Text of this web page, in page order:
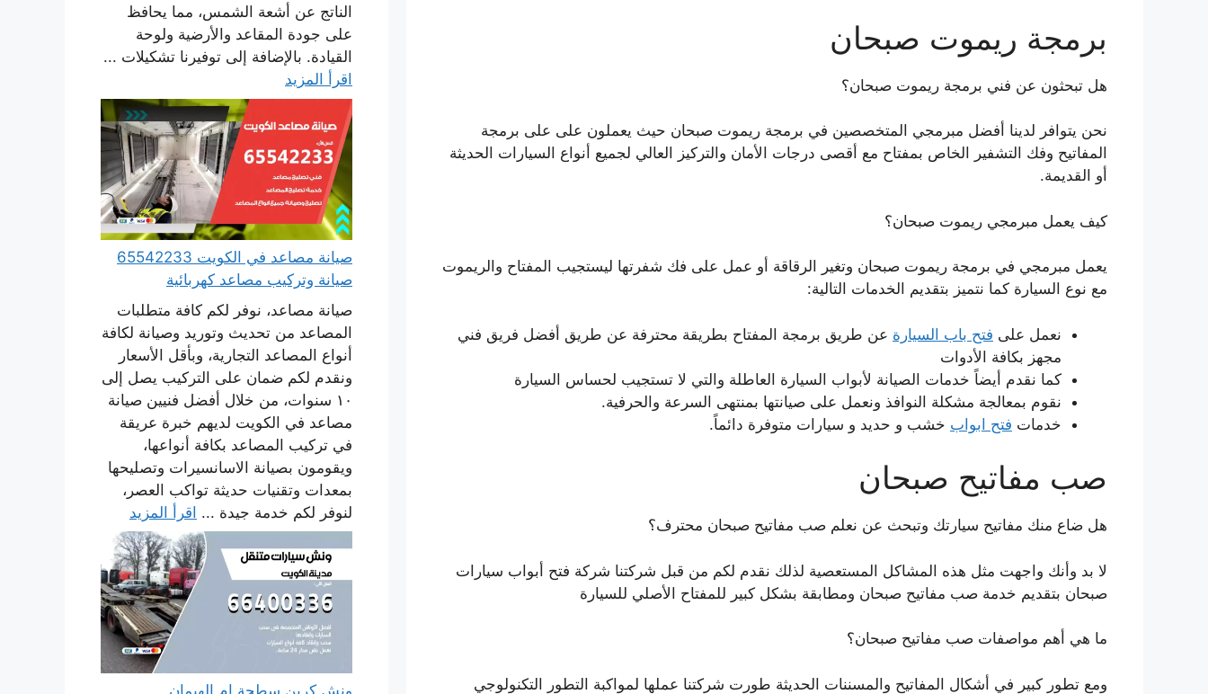
برمجة ريموت صبحان
هل تبحثون عن فني برمجة ريموت صبحان؟
نحن يتوافر لدينا أفضل مبرمجي المتخصصين في برمجة ريموت صبحان حيث يعملون على على برمجة
المفاتيح وفك التشفير الخاص بمفتاح مع أقصى درجات الأمان والتركيز العالي لجميع أنواع السيارات الحديثة
أو القديمة.
كيف يعمل مبرمجي ريموت صبحان؟
يعمل مبرمجي في برمجة ريموت صبحان وتغير الرقاقة أو عمل على فك شفرتها ليستجيب المفتاح والريموت
مع نوع السيارة كما نتميز بتقديم الخدمات التالية:
نعمل على فتح باب السيارة عن طريق برمجة المفتاح بطريقة محترفة عن طريق أفضل فريق فني
مجهز بكافة الأدوات
كما نقدم أيضاً خدمات الصيانة لأبواب السيارة العاطلة والتي لا تستجيب لحساس السيارة
نقوم بمعالجة مشكلة النوافذ ونعمل على صيانتها بمنتهى السرعة والحرفية.
خدمات فتح ابواب خشب و حديد و سيارات متوفرة دائماً.
صب مفاتيح صبحان
هل ضاع منك مفاتيح سيارتك وتبحث عن نعلم صب مفاتيح صبحان محترف؟
لا بد وأنك واجهت مثل هذه المشاكل المستعصية لذلك نقدم لكم من قبل شركتنا شركة فتح أبواب سيارات
صبحان بتقديم خدمة صب مفاتيح صبحان ومطابقة بشكل كبير للمفتاح الأصلي للسيارة
ما هي أهم مواصفات صب مفاتيح صبحان؟
ومع تطور كبير في أشكال المفاتيح والمسننات الحديثة طورت شركتنا عملها لمواكبة التطور التكنولوجي
الناتج عن أشعة الشمس، مما يحافظ
على جودة المقاعد والأرضية ولوحة
القيادة. بالإضافة إلى توفيرنا تشكيلات ...
اقرأ المزيد
صيانة مصاعد في الكويت 65542233
صيانة وتركيب مصاعد كهربائية
صيانة مصاعد، نوفر لكم كافة متطلبات
المصاعد من تحديث وتوريد وصيانة لكافة
أنواع المصاعد التجارية، وبأقل الأسعار
ونقدم لكم ضمان على التركيب يصل إلى
١٠ سنوات، من خلال أفضل فنيين صيانة
مصاعد في الكويت لديهم خبرة عريقة
في تركيب المصاعد بكافة أنواعها،
ويقومون بصيانة الاسانسيرات وتصليحها
بمعدات وتقنيات حديثة تواكب العصر،
لنوفر لكم خدمة جيدة ... اقرأ المزيد
ونش كرين سطحة ام الهيمان